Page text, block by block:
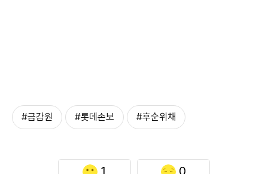
#금감원 #롯데손보 #후순위채
1 0